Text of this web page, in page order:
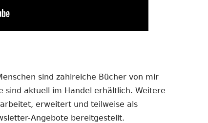
sind zahlreiche Bücher von mir
sind aktuell im Handel erhältlich. Weitere
erweitert und teilweise als
Angebote bereitgestellt.